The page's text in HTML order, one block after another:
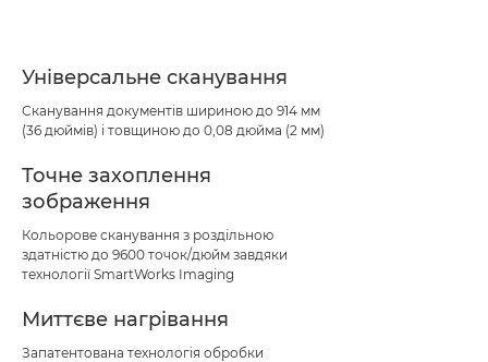
Універсальне сканування
Сканування документів шириною до 914 мм
(36 дюймів) і товщиною до 0,08 дюйма (2 мм)
Точне захоплення
зображення
Кольорове сканування з роздільною
здатністю до 9600 точок/дюйм завдяки
технології SmartWorks Imaging
Миттєве нагрівання
Запатентована технологія обробки